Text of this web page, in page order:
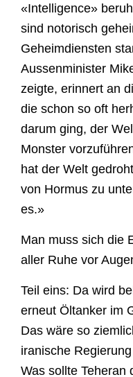
«Intelligence»
sind notorisch
Geheimdiensten
Aussenminister
zeigte, erinnert an
die schon so oft
darum ging, der
Monster
hat der Welt
von Hormus zu
es.»
Man muss sich die
aller Ruhe vor
Teil eins: Da wird
erneut Öltanker im
Das wäre so
iranische
Was sollte Teheran